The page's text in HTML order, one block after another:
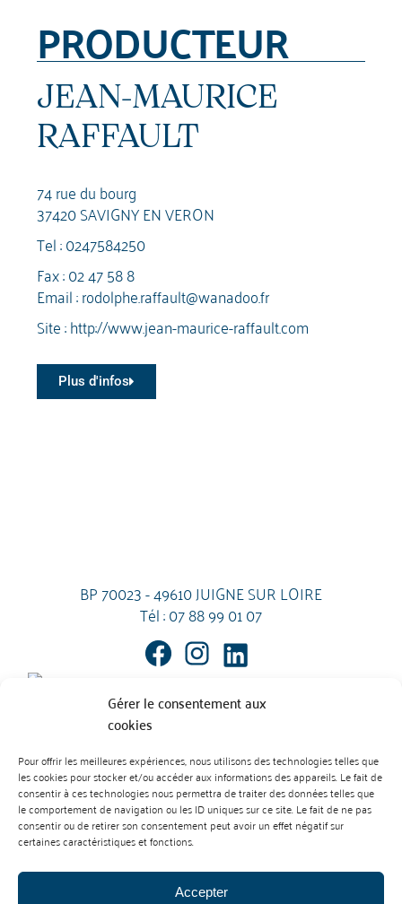
Gérer le consentement aux
cookies
Pour offrir les meilleures expériences, nous utilisons des technologies telles que
les cookies pour stocker et/ou accéder aux informations des appareils. Le fait de
consentir à ces technologies nous permettra de traiter des données telles que
le comportement de navigation ou les ID uniques sur ce site. Le fait de ne pas
consentir ou de retirer son consentement peut avoir un effet négatif sur
certaines caractéristiques et fonctions.
Accepter
PRODUCTEUR
JEAN-MAURICE
RAFFAULT
74 rue du bourg
37420 SAVIGNY EN VERON
Tel :0247584250
Fax : 02 47 58 8
Email :rodolphe.raffault@wanadoo.fr
Site :http://www.jean-maurice-raffault.com
Plus d'infos
BP 70023 - 49610 JUIGNE SUR LOIRE
Tél :07 88 99 01 07
Mentions Légales
L’abus d’alcool est dangereux pour la santé. À consommer avec
modération.
Règlement des vins
Règlement des produits cidricoles
Création : Agence Préambulles